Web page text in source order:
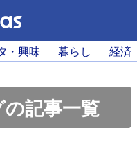
・興味 暮らし 経済
の記事一覧